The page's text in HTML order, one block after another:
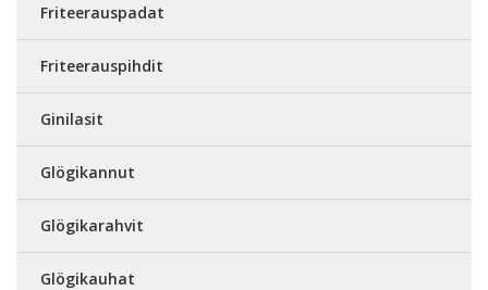
Friteerauspadat
Friteerauspihdit
Ginilasit
Glögikannut
Glögikarahvit
Glögikauhat